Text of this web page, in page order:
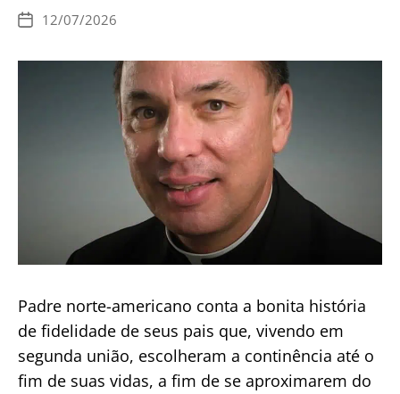
Data
publicação
12/07/2026
Padre norte-americano conta a bonita história
de fidelidade de seus pais que, vivendo em
segunda união, escolheram a continência até o
fim de suas vidas, a fim de se aproximarem do